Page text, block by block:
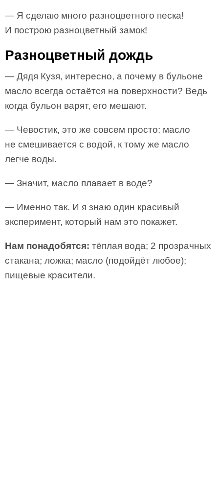
— Я сделаю много разноцветного песка!
И построю разноцветный замок!
Разноцветный дождь
— Дядя Кузя, интересно, а почему в бульоне
масло всегда остаётся на поверхности? Ведь
когда бульон варят, его мешают.
— Чевостик, это же совсем просто: масло
не смешивается с водой, к тому же масло
легче воды.
— Значит, масло плавает в воде?
— Именно так. И я знаю один красивый
эксперимент, который нам это покажет.
Нам понадобятся: тёплая вода; 2 прозрачных
стакана; ложка; масло (подойдёт любое);
пищевые красители.